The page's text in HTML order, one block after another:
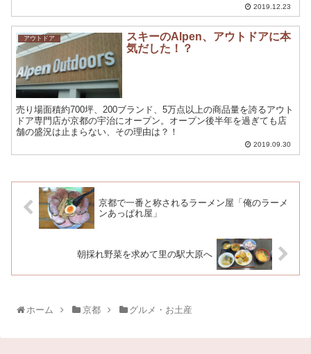
2019.12.23
アウトドア
スキーのAlpen、アウトドアに本
気だした！？
売り場面積約700坪、200ブランド、5万点以上の商品量を誇るアウト
ドア専門店が京都の宇治にオープン。オープン後半年を過ぎても店
舗の盛況は止まらない、その理由は？！
2019.09.30
京都で一番と称されるラーメン屋「俺のラーメ
ンあっぱれ屋」
朝採れ野菜を求めて里の駅大原へ
ホーム 京都 グルメ・お土産